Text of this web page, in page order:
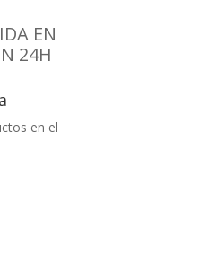
EN
24H
en el